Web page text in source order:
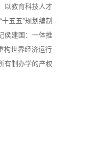
以教育科技人才
五五”规划编制...
侯建国：一体推
构世界经济运行
有制办学的产权